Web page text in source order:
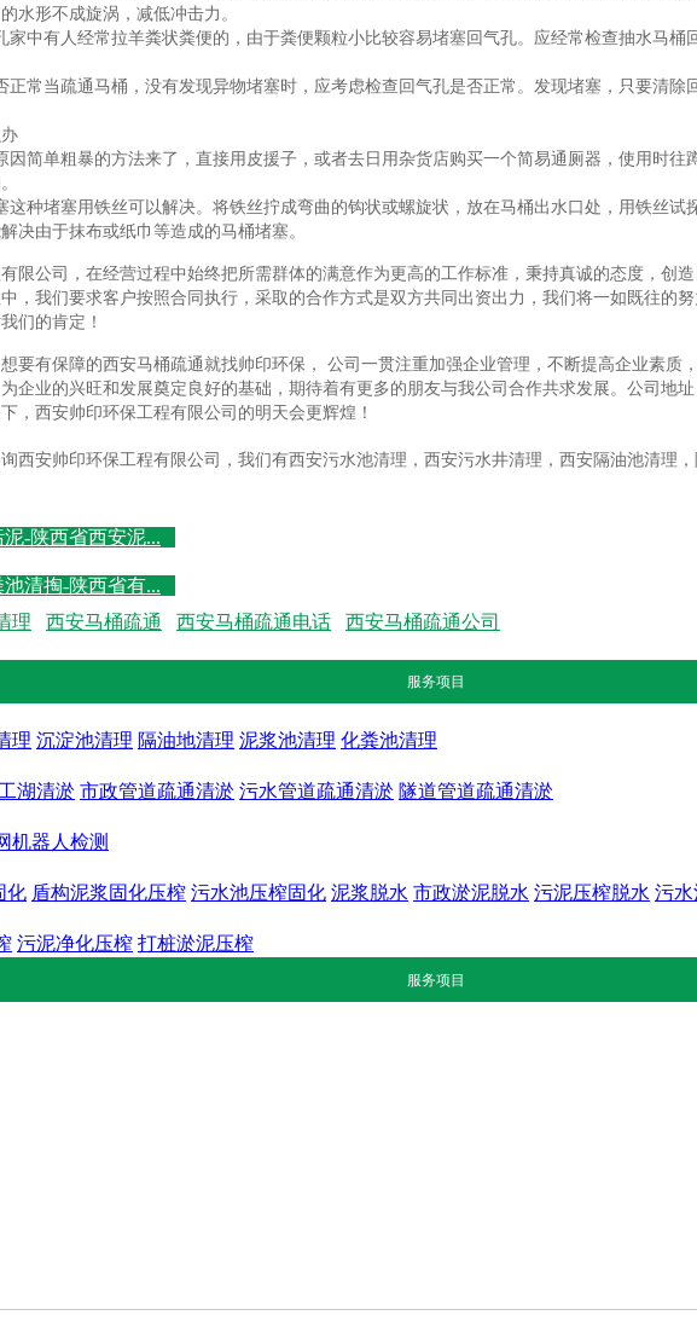
水形不成旋涡，减低冲击力。
家中有人经常拉羊粪状粪便的，由于粪便颗粒小比较容易堵塞回气孔。应经常检查抽水马桶
正常当疏通马桶，没有发现异物堵塞时，应考虑检查回气孔是否正常。发现堵塞，只要清除
因简单粗暴的方法来了，直接用皮援子，或者去日用杂货店购买一个简易通厕器，使用时往
这种堵塞用铁丝可以解决。将铁丝拧成弯曲的钩状或螺旋状，放在马桶出水口处，用铁丝
决由于抹布或纸巾等造成的马桶堵塞。
限公司，在经营过程中始终把所需群体的满意作为更高的工作标准，秉持真诚的态度，创
，我们要求客户按照合同执行，采取的合作方式是双方共同出资出力，我们将一如既往的
们的肯定！
要有保障的西安马桶疏通就找帅印环保， 公司一贯注重加强企业管理，不断提高企业素质
企业的兴旺和发展奠定良好的基础，期待着有更多的朋友与我公司合作共求发展。公司地
，西安帅印环保工程有限公司的明天会更辉煌！
西安帅印环保工程有限公司，我们有西安污水池清理，西安污水井清理，西安隔油池清理
-陕西省西安泥...
清掏-陕西省有...
理 西安马桶疏通 西安马桶疏通电话 西安马桶疏通公司
服务项目
理 沉淀池清理 隔油地清理 泥浆池清理 化粪池清理
湖清淤 市政管道疏通清淤 污水管道疏通清淤 隧道管道疏通清淤
机器人检测
化 盾构泥浆固化压榨 污水池压榨固化 泥浆脱水 市政淤泥脱水 污泥压榨脱水 污
污泥净化压榨 打桩淤泥压榨
服务项目